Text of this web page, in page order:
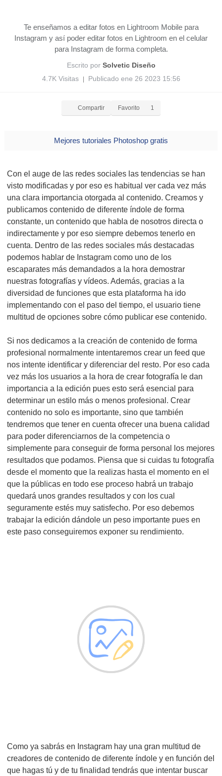
Te enseñamos a editar fotos en Lightroom Mobile para
Instagram y así poder editar fotos en Lightroom en el celular
para Instagram de forma completa.
Escrito por Solvetic Diseño
4.7K Visitas
Publicado ene 26 2023 15:56
Compartir Favorito 1
Mejores tutoriales Photoshop gratis
Con el auge de las redes sociales las tendencias se han
visto modificadas y por eso es habitual ver cada vez más
una clara importancia otorgada al contenido. Creamos y
publicamos contenido de diferente índole de forma
constante, un contenido que habla de nosotros directa o
indirectamente y por eso siempre debemos tenerlo en
cuenta. Dentro de las redes sociales más destacadas
podemos hablar de Instagram como uno de los
escaparates más demandados a la hora demostrar
nuestras fotografías y vídeos. Además, gracias a la
diversidad de funciones que esta plataforma ha ido
implementando con el paso del tiempo, el usuario tiene
multitud de opciones sobre cómo publicar ese contenido.
Si nos dedicamos a la creación de contenido de forma
profesional normalmente intentaremos crear un feed que
nos intente identificar y diferenciar del resto. Por eso cada
vez más los usuarios a la hora de crear fotografía le dan
importancia a la edición pues esto será esencial para
determinar un estilo más o menos profesional. Crear
contenido no solo es importante, sino que también
tendremos que tener en cuenta ofrecer una buena calidad
para poder diferenciarnos de la competencia o
simplemente para conseguir de forma personal los mejores
resultados que podamos. Piensa que si cuidas tu fotografía
desde el momento que la realizas hasta el momento en el
que la públicas en todo ese proceso habrá un trabajo
quedará unos grandes resultados y con los cual
seguramente estés muy satisfecho. Por eso debemos
trabajar la edición dándole un peso importante pues en
este paso conseguiremos exponer su rendimiento.
Como ya sabrás en Instagram hay una gran multitud de
creadores de contenido de diferente índole y en función del
que hagas tú y de tu finalidad tendrás que intentar buscar